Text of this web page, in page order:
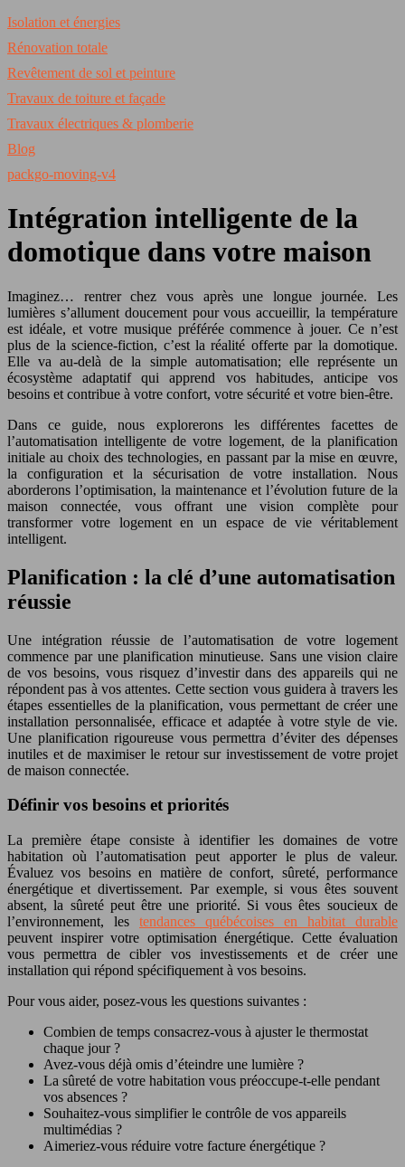
Isolation et énergies
Rénovation totale
Revêtement de sol et peinture
Travaux de toiture et façade
Travaux électriques & plomberie
Blog
packgo-moving-v4
Intégration intelligente de la
domotique dans votre maison
Imaginez… rentrer chez vous après une longue journée. Les
lumières s’allument doucement pour vous accueillir, la température
est idéale, et votre musique préférée commence à jouer. Ce n’est
plus de la science-fiction, c’est la réalité offerte par la domotique.
Elle va au-delà de la simple automatisation; elle représente un
écosystème adaptatif qui apprend vos habitudes, anticipe vos
besoins et contribue à votre confort, votre sécurité et votre bien-être.
Dans ce guide, nous explorerons les différentes facettes de
l’automatisation intelligente de votre logement, de la planification
initiale au choix des technologies, en passant par la mise en œuvre,
la configuration et la sécurisation de votre installation. Nous
aborderons l’optimisation, la maintenance et l’évolution future de la
maison connectée, vous offrant une vision complète pour
transformer votre logement en un espace de vie véritablement
intelligent.
Planification : la clé d’une automatisation
réussie
Une intégration réussie de l’automatisation de votre logement
commence par une planification minutieuse. Sans une vision claire
de vos besoins, vous risquez d’investir dans des appareils qui ne
répondent pas à vos attentes. Cette section vous guidera à travers les
étapes essentielles de la planification, vous permettant de créer une
installation personnalisée, efficace et adaptée à votre style de vie.
Une planification rigoureuse vous permettra d’éviter des dépenses
inutiles et de maximiser le retour sur investissement de votre projet
de maison connectée.
Définir vos besoins et priorités
La première étape consiste à identifier les domaines de votre
habitation où l’automatisation peut apporter le plus de valeur.
Évaluez vos besoins en matière de confort, sûreté, performance
énergétique et divertissement. Par exemple, si vous êtes souvent
absent, la sûreté peut être une priorité. Si vous êtes soucieux de
l’environnement, les tendances québécoises en habitat durable
peuvent inspirer votre optimisation énergétique. Cette évaluation
vous permettra de cibler vos investissements et de créer une
installation qui répond spécifiquement à vos besoins.
Pour vous aider, posez-vous les questions suivantes :
Combien de temps consacrez-vous à ajuster le thermostat
chaque jour ?
Avez-vous déjà omis d’éteindre une lumière ?
La sûreté de votre habitation vous préoccupe-t-elle pendant
vos absences ?
Souhaitez-vous simplifier le contrôle de vos appareils
multimédias ?
Aimeriez-vous réduire votre facture énergétique ?